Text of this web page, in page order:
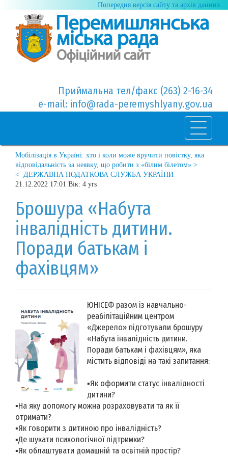
Попередня версія сайту та архів данних
Приймальна тел/факс (263) 2-16-34
e-mail: info@rada-peremyshlyany.gov.ua
Мобілізація в Україні: хто і коли може вручити повістку, яка
відповідальність за неявку, що робити з «білим білетом» >
< ДЕРЖАВНА ПОДАТКОВА СЛУЖБА УКРАЇНИ
21.12.2022 17:01 Вік: 4 yrs
Брошура «Набута
інвалідність дитини.
Поради батькам і
фахівцям»
ЮНІСЕФ разом із навчально-
реабілітаційним центром
«Джерело» підготували брошуру
«Набута інвалідність дитини.
Поради батькам і фахівцям», яка
містить відповіді на такі запитання:
▪️Як оформити статус інвалідності
дитини?
▪️На яку допомогу можна розраховувати та як її
отримати?
▪️Як говорити з дитиною про інвалідність?
▪️Де шукати психологічної підтримки?
▪️Як облаштувати домашній та освітній простір?